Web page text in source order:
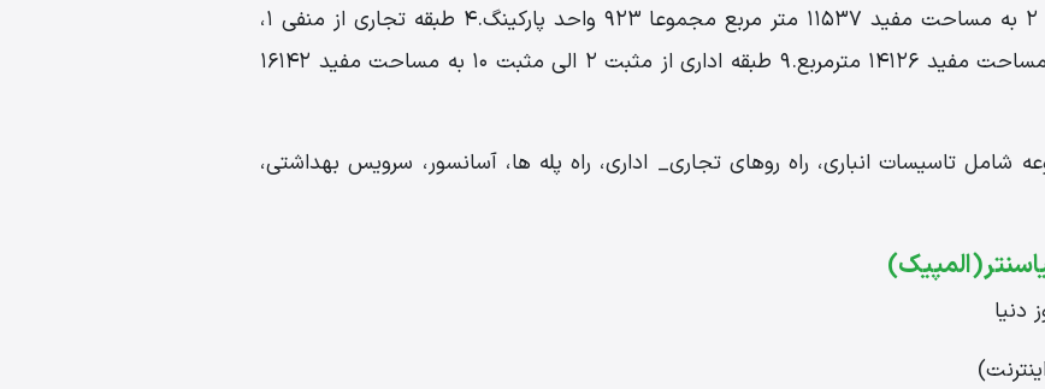
4 طبقه پارکینگ از منفی 5 الی منفی 2 به مساحت مفید 11537 متر مربع مجموعا 923 واحد پارکینگ.4 طبقه تجاری از منفی 1،
همکف اول، همکف دوم، مثبت 1 به مساحت مفید 14126 مترمربع.9 طبقه اداری از مثبت 2 الی مثبت 10 به مساحت مفید 16142
کل مجموعه شامل تاسیسات انباری، راه روهای تجاری_ اداری، راه پله ها، آسانسور، سرویس بهداشتی،
دنیا